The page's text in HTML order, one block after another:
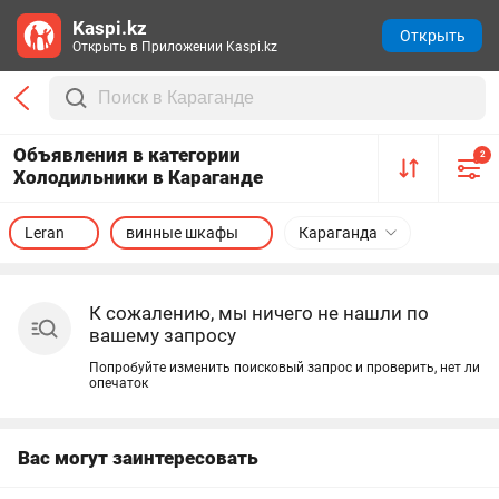
Объявления в категории
Холодильники в Караганде
2
Караганда
Leran винные шкафы
К сожалению, мы ничего не нашли по
вашему запросу
Попробуйте изменить поисковый запрос и проверить, нет ли
опечаток
Вас могут заинтересовать
Kaspi.kz
Открыть в Приложении Kaspi.kz
Открыть